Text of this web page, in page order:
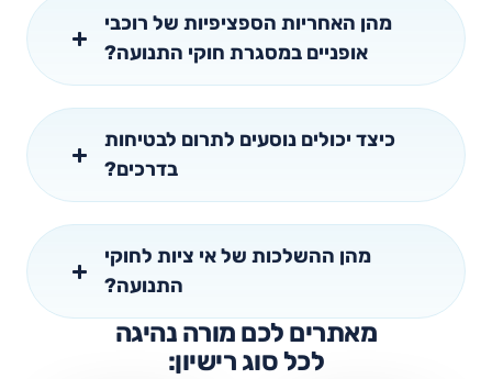
מהן האחריות הספציפיות של רוכבי
אופניים במסגרת חוקי התנועה?
כיצד יכולים נוסעים לתרום לבטיחות
בדרכים?
מהן ההשלכות של אי ציות לחוקי
התנועה?
מאתרים לכם מורה נהיגה
לכל סוג רישיון: